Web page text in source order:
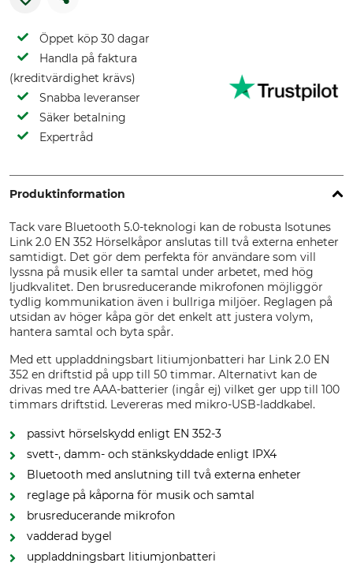
Öppet köp 30 dagar
Handla på faktura
(kreditvärdighet krävs)
Snabba leveranser
Säker betalning
Expertråd
Produktinformation
Tack vare Bluetooth 5.0-teknologi kan de robusta Isotunes
Link 2.0 EN 352 Hörselkåpor anslutas till två externa enheter
samtidigt. Det gör dem perfekta för användare som vill
lyssna på musik eller ta samtal under arbetet, med hög
ljudkvalitet. Den brusreducerande mikrofonen möjliggör
tydlig kommunikation även i bullriga miljöer. Reglagen på
utsidan av höger kåpa gör det enkelt att justera volym,
hantera samtal och byta spår.
Med ett uppladdningsbart litiumjonbatteri har Link 2.0 EN
352 en driftstid på upp till 50 timmar. Alternativt kan de
drivas med tre AAA-batterier (ingår ej) vilket ger upp till 100
timmars driftstid. Levereras med mikro-USB-laddkabel.
passivt hörselskydd enligt EN 352-3
svett-, damm- och stänkskyddade enligt IPX4
Bluetooth med anslutning till två externa enheter
reglage på kåporna för musik och samtal
brusreducerande mikrofon
vadderad bygel
uppladdningsbart litiumjonbatteri